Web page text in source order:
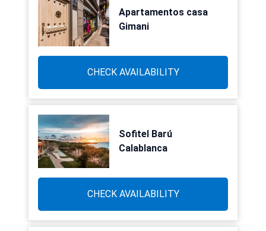
Apartamentos casa
Gimani
CHECK AVAILABILITY
Sofitel Barú
Calablanca
CHECK AVAILABILITY